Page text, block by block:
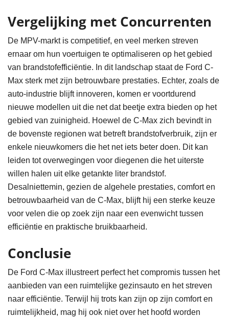
Vergelijking met Concurrenten
De MPV-markt is competitief, en veel merken streven
ernaar om hun voertuigen te optimaliseren op het gebied
van brandstofefficiëntie. In dit landschap staat de Ford C-
Max sterk met zijn betrouwbare prestaties. Echter, zoals de
auto-industrie blijft innoveren, komen er voortdurend
nieuwe modellen uit die net dat beetje extra bieden op het
gebied van zuinigheid. Hoewel de C-Max zich bevindt in
de bovenste regionen wat betreft brandstofverbruik, zijn er
enkele nieuwkomers die het net iets beter doen. Dit kan
leiden tot overwegingen voor diegenen die het uiterste
willen halen uit elke getankte liter brandstof.
Desalniettemin, gezien de algehele prestaties, comfort en
betrouwbaarheid van de C-Max, blijft hij een sterke keuze
voor velen die op zoek zijn naar een evenwicht tussen
efficiëntie en praktische bruikbaarheid.
Conclusie
De Ford C-Max illustreert perfect het compromis tussen het
aanbieden van een ruimtelijke gezinsauto en het streven
naar efficiëntie. Terwijl hij trots kan zijn op zijn comfort en
ruimtelijkheid, mag hij ook niet over het hoofd worden